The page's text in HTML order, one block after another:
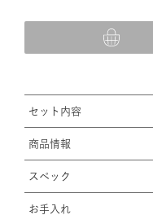
セット内容
商品情報
スペック
お手入れ